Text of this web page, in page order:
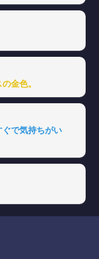
金色。
で気持ちがい